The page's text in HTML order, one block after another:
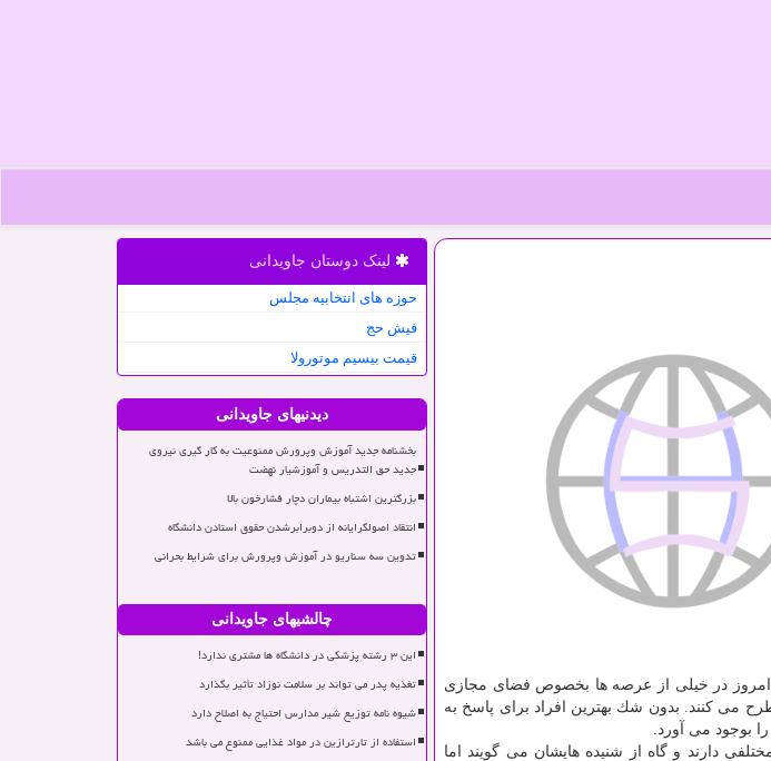
امروز در خیلی از عرصه ها بخصوص فضای مجازی
می كنند. بدون شك بهترین افراد برای پاسخ به
بوجود می آورد.
دارند و گاه از شنیده هایشان می گویند اما
لینک دوستان جاویدانی
حوزه های انتخابیه مجلس
فیش حج
قیمت بیسیم موتورولا
دیدنیهای جاویدانی
بخشنامه جدید آموزش وپرورش ممنوعیت به کار گیری نیروی
جدید حق التدریس و آموزشیار نهضت
بزرگترین اشتباه بیماران دچار فشارخون بالا
انتقاد اصولگرایانه از دوبرابرشدن حقوق استادن دانشگاه
تدوین سه سناریو در آموزش وپرورش برای شرایط بحرانی
چالشیهای جاویدانی
این ۳ رشته پزشکی در دانشگاه ها مشتری ندارد!
تغذیه پدر می تواند بر سلامت نوزاد تأثیر بگذارد
شیوه نامه توزیع شیر مدارس احتیاج به اصلاح دارد
استفاده از تارترازین در مواد غذایی ممنوع می باشد